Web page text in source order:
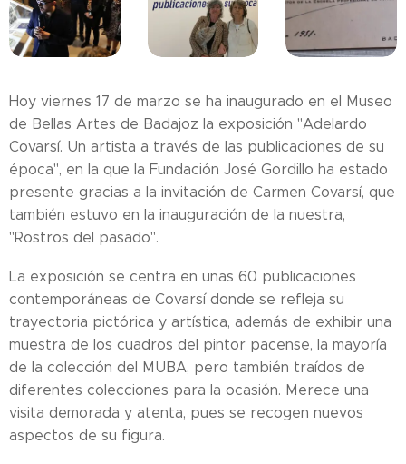
Hoy viernes 17 de marzo se ha inaugurado en el Museo
de Bellas Artes de Badajoz la exposición "Adelardo
Covarsí. Un artista a través de las publicaciones de su
época", en la que la Fundación José Gordillo ha estado
presente gracias a la invitación de Carmen Covarsí, que
también estuvo en la inauguración de la nuestra,
"Rostros del pasado".
La exposición se centra en unas 60 publicaciones
contemporáneas de Covarsí donde se refleja su
trayectoria pictórica y artística, además de exhibir una
muestra de los cuadros del pintor pacense, la mayoría
de la colección del MUBA, pero también traídos de
diferentes colecciones para la ocasión. Merece una
visita demorada y atenta, pues se recogen nuevos
aspectos de su figura.